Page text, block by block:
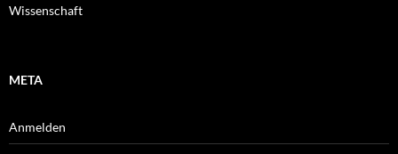
Wissenschaft
META
Anmelden